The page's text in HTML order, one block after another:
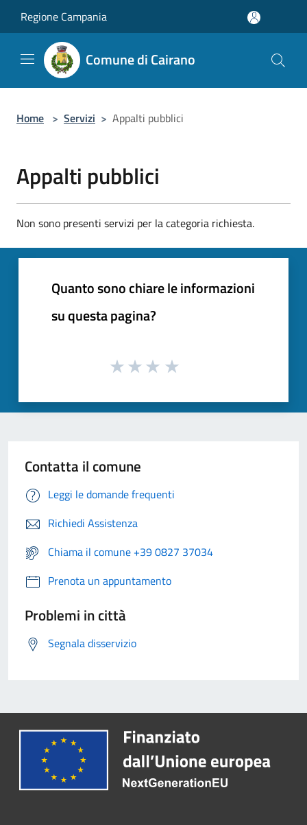
Regione Campania
Comune di Cairano
Home > Servizi > Appalti pubblici
Appalti pubblici
Non sono presenti servizi per la categoria richiesta.
Quanto sono chiare le informazioni
su questa pagina?
Contatta il comune
Leggi le domande frequenti
Richiedi Assistenza
Chiama il comune +39 0827 37034
Prenota un appuntamento
Problemi in città
Segnala disservizio